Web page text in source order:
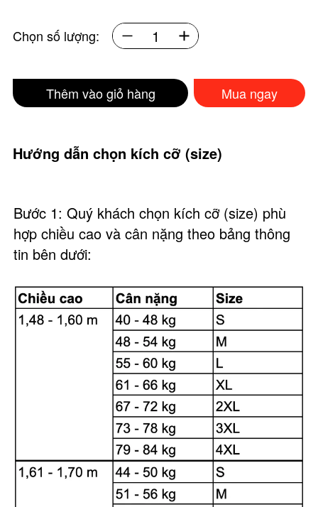
Thêm vào giỏ hàng Mua ngay
Chọn số lượng:
Hướng dẫn chọn kích cỡ (size)
Bước 1: Quý khách chọn kích cỡ (size) phù
hợp chiều cao và cân nặng theo bảng thông
tin bên dưới: